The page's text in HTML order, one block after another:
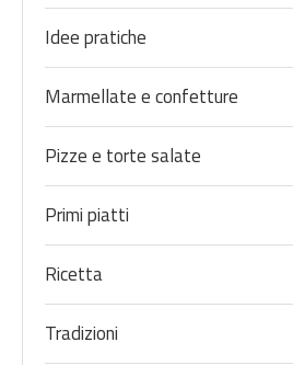
Idee pratiche
Marmellate e confetture
Pizze e torte salate
Primi piatti
Ricetta
Tradizioni